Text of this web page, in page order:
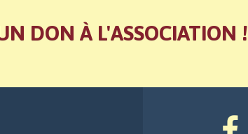
DON À L'ASSOCIATION !